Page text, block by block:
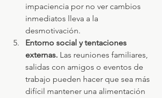
impaciencia por no ver cambios
inmediatos lleva a la
desmotivación.
Entorno social y tentaciones
externas. Las reuniones familiares,
salidas con amigos o eventos de
trabajo pueden hacer que sea más
difícil mantener una alimentación